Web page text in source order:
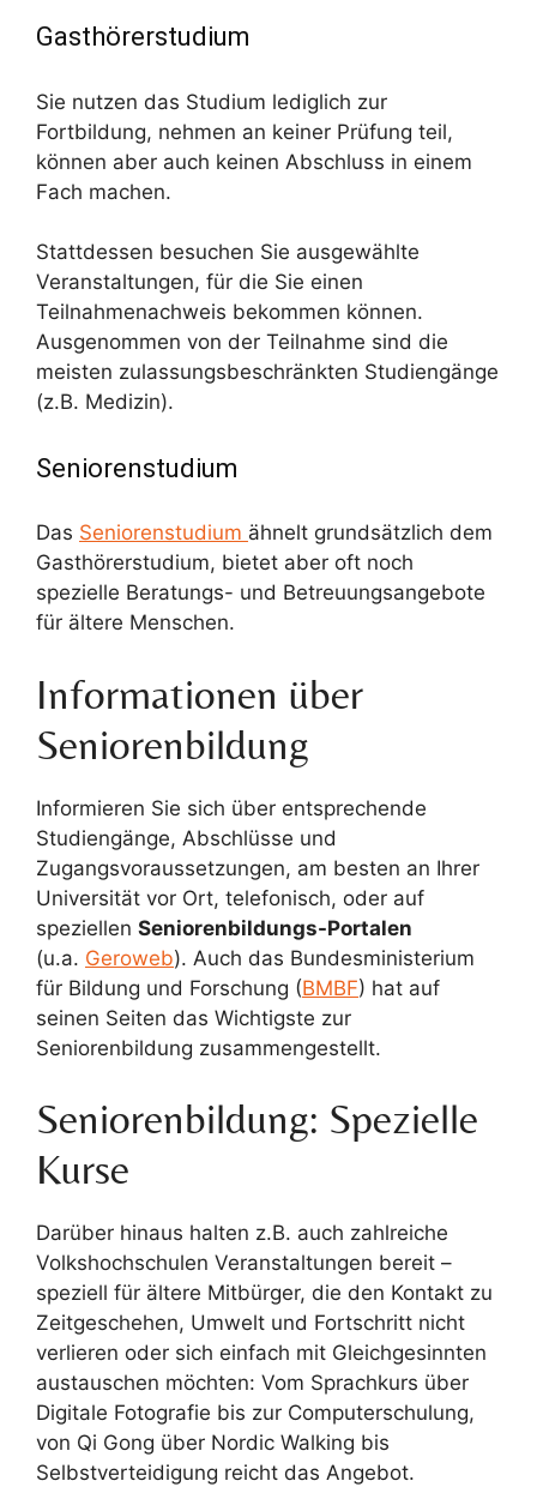
Gasthörerstudium
Sie nutzen das Studium lediglich zur
Fortbildung, nehmen an keiner Prüfung teil,
können aber auch keinen Abschluss in einem
Fach machen.
Stattdessen besuchen Sie ausgewählte
Veranstaltungen, für die Sie einen
Teilnahmenachweis bekommen können.
Ausgenommen von der Teilnahme sind die
meisten zulassungsbeschränkten Studiengänge
(z.B. Medizin).
Seniorenstudium
Das Seniorenstudium ähnelt grundsätzlich dem
Gasthörerstudium, bietet aber oft noch
spezielle Beratungs- und Betreuungsangebote
für ältere Menschen.
Informationen über
Seniorenbildung
Informieren Sie sich über entsprechende
Studiengänge, Abschlüsse und
Zugangsvoraussetzungen, am besten an Ihrer
Universität vor Ort, telefonisch, oder auf
speziellen Seniorenbildungs-Portalen
(u.a. Geroweb). Auch das Bundesministerium
für Bildung und Forschung (BMBF) hat auf
seinen Seiten das Wichtigste zur
Seniorenbildung zusammengestellt.
Seniorenbildung: Spezielle
Kurse
Darüber hinaus halten z.B. auch zahlreiche
Volkshochschulen Veranstaltungen bereit –
speziell für ältere Mitbürger, die den Kontakt zu
Zeitgeschehen, Umwelt und Fortschritt nicht
verlieren oder sich einfach mit Gleichgesinnten
austauschen möchten: Vom Sprachkurs über
Digitale Fotografie bis zur Computerschulung,
von Qi Gong über Nordic Walking bis
Selbstverteidigung reicht das Angebot.